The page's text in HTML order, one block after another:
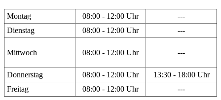
Montag 08:00 - 12:00 Uhr
---
Dienstag
08:00 - 12:00 Uhr ---
Mittwoch 08:00 - 12:00 Uhr ---
Donnerstag 08:00 - 12:00 Uhr
13:30 - 18:00 Uhr
Freitag
08:00 - 12:00 Uhr ---